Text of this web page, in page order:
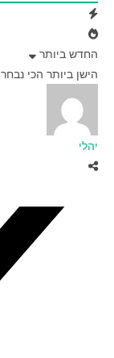
החדש ביותר
הישן ביותר הכי נבחר
יהלי